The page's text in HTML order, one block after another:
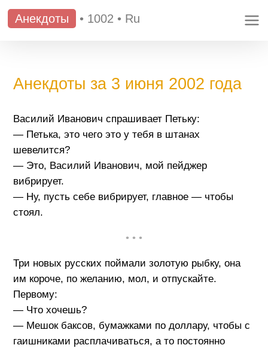
Анекдоты • 1002 • Ru
Анекдоты за 3 июня 2002 года
Василий Иванович спрашивает Петьку:
— Петька, это чего это у тебя в штанах
шевелится?
— Это, Василий Иванович, мой пейджер
вибрирует.
— Ну, пусть себе вибрирует, главное — чтобы
стоял.
• • •
Три новых русских поймали золотую рыбку, она
им короче, по желанию, мол, и отпускайте.
Первому:
— Что хочешь?
— Мешок баксов, бумажками по доллару, чтобы с
гаишниками расплачиваться, а то постоянно